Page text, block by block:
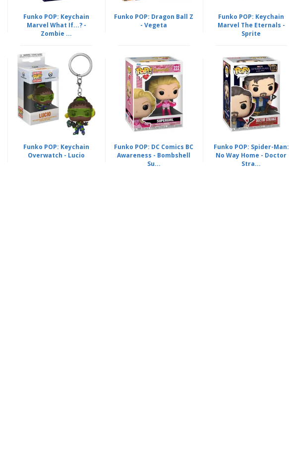
Funko POP: Keychain
Marvel What If...? -
Zombie ...
Funko POP: Dragon Ball Z
- Vegeta
Funko POP: Keychain
Marvel The Eternals -
Sprite
Funko POP: Keychain
Overwatch - Lucio
Funko POP: DC Comics BC
Awareness - Bombshell
Su...
Funko POP: Spider-Man:
No Way Home - Doctor
Stra...